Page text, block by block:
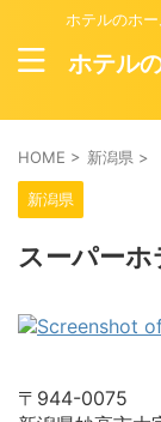
ホテルのホ
ホテル
HOME > 新潟県 >
新潟県
スーパーホ
〒944-0075